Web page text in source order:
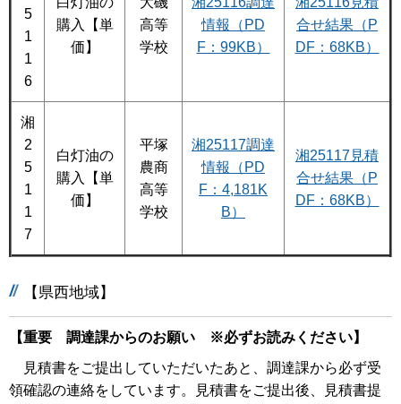
5
1
1
6
購入【単
価】
高等
学校
情報（PD
F：99KB）
合せ結果（P
DF：68KB）
湘
2
5
1
1
7
白灯油の
購入【単
価】
平塚
農商
高等
学校
湘25117調達
情報（PD
F：4,181K
B）
湘25117見積
合せ結果（P
DF：68KB）
【県西地域】
【重要 調達課からのお願い ※必ずお読みください】
見積書をご提出していただいたあと、調達課から必ず受
領確認の連絡をしています。見積書をご提出後、見積書提